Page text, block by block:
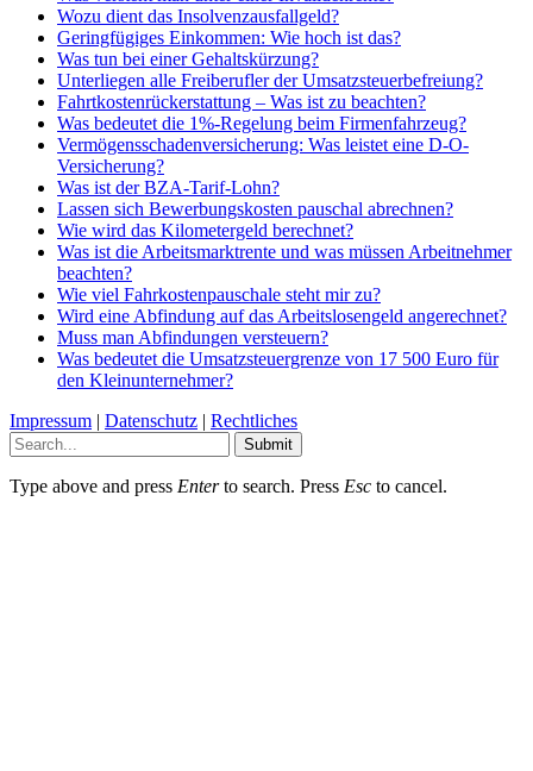
Wozu dient das Insolvenzausfallgeld?
Geringfügiges Einkommen: Wie hoch ist das?
Was tun bei einer Gehaltskürzung?
Unterliegen alle Freiberufler der Umsatzsteuerbefreiung?
Fahrtkostenrückerstattung – Was ist zu beachten?
Was bedeutet die 1%-Regelung beim Firmenfahrzeug?
Vermögensschadenversicherung: Was leistet eine D-O-
Versicherung?
Was ist der BZA-Tarif-Lohn?
Lassen sich Bewerbungskosten pauschal abrechnen?
Wie wird das Kilometergeld berechnet?
Was ist die Arbeitsmarktrente und was müssen Arbeitnehmer
beachten?
Wie viel Fahrkostenpauschale steht mir zu?
Wird eine Abfindung auf das Arbeitslosengeld angerechnet?
Muss man Abfindungen versteuern?
Was bedeutet die Umsatzsteuergrenze von 17 500 Euro für
den Kleinunternehmer?
Impressum | Datenschutz | Rechtliches
Submit
Type above and press Enterto search. Press Esc to cancel.